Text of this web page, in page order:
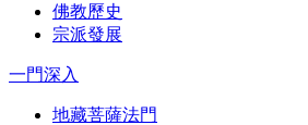
佛教歷史
宗派發展
一門深入
地藏菩薩法門